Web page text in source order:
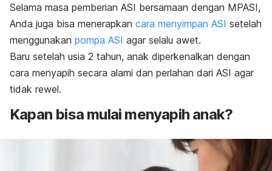
Selama masa pemberian ASI bersamaan dengan MPASI,
Anda juga bisa menerapkan cara menyimpan ASI setelah
menggunakan pompa ASI agar selalu awet.
Baru setelah usia 2 tahun, anak diperkenalkan dengan
cara menyapih secara alami dan perlahan dari ASI agar
tidak rewel.
Kapan bisa mulai menyapih anak?